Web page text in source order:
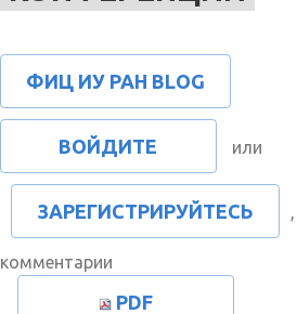
ФИЦ ИУ РАН BLOG
ВОЙДИТЕ или
ЗАРЕГИСТРИРУЙТЕСЬ
комментарии
PDF